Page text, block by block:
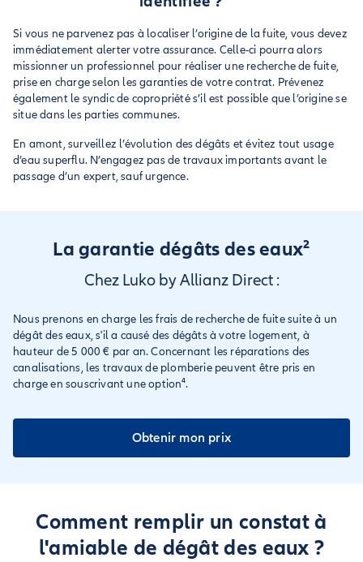
Si vous ne parvenez pas à localiser l’origine de la fuite, vous devez
immédiatement alerter votre assurance. Celle-ci pourra alors
missionner un professionnel pour réaliser une recherche de fuite,
prise en charge selon les garanties de votre contrat. Prévenez
également le syndic de copropriété s’il est possible que l’origine se
situe dans les parties communes.
En amont, surveillez l’évolution des dégâts et évitez tout usage
d’eau superflu. N’engagez pas de travaux importants avant le
passage d’un expert, sauf urgence.
La garantie dégâts des eaux²
Chez Luko by Allianz Direct :
Nous prenons en charge les frais de recherche de fuite suite à un
dégât des eaux, s'il a causé des dégâts à votre logement, à
hauteur de 5 000 € par an. Concernant les réparations des
canalisations, les travaux de plomberie peuvent être pris en
charge en souscrivant une option⁴.
Obtenir mon prix
Comment remplir un constat à
l'amiable de dégât des eaux ?